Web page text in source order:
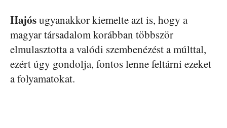
Hajósugyanakkor kiemelte azt is, hogy a
magyar társadalom korábban többször
elmulasztotta a valódi szembenézést a múlttal,
ezért úgy gondolja, fontos lenne feltárni ezeket
a folyamatokat.